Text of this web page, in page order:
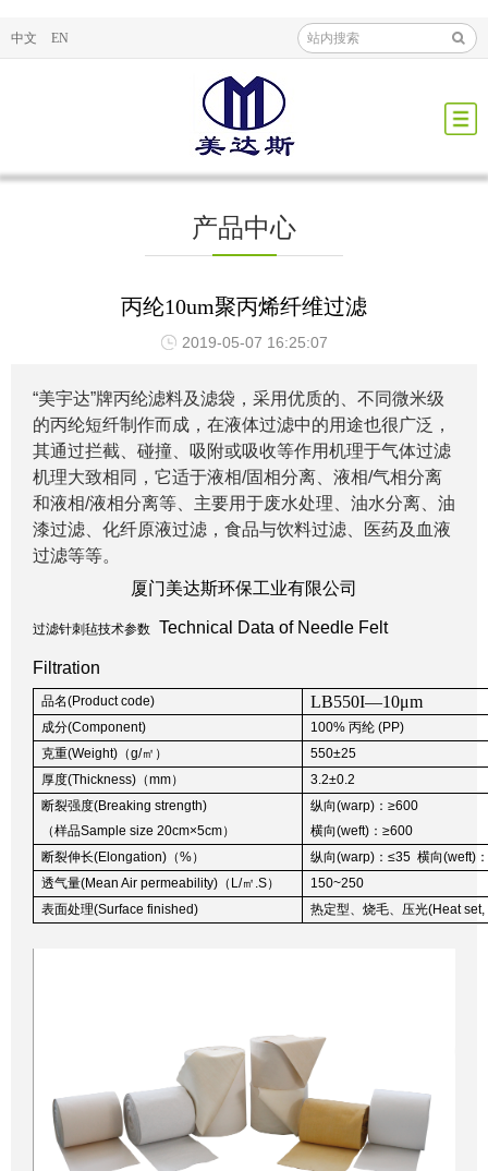
中文 EN
产品中心
丙纶10um聚丙烯纤维过滤
2019-05-07 16:25:07
“美宇达”牌丙纶滤料及滤袋，采用优质的、不同微米级
的丙纶短纤制作而成，在液体过滤中的用途也很广泛，
其通过拦截、碰撞、吸附或吸收等作用机理于气体过滤
机理大致相同，它适于液相/固相分离、液相/气相分离
和液相/液相分离等、主要用于废水处理、油水分离、油
漆过滤、化纤原液过滤，食品与饮料过滤、医药及血液
过滤等等。
厦门美达斯环保工业有限公司
过滤针刺毡技术参数 Technical Data of Needle Felt
Filtration
品名(Product code) LB550I—10μm
成分(Component)
100% 丙纶 (PP)
克重(Weight)（g/㎡）
550±25
厚度(Thickness)（mm）
3.2±0.2
断裂强度(Breaking strength)
（样品Sample size 20cm×5cm）
纵向(warp)：≥600
横向(weft)：≥600
断裂伸长(Elongation)（%）
纵向(warp)：≤35 横向(weft)
透气量(Mean Air permeability)（L/㎡.S）
150~250
表面处理(Surface finished)
热定型、烧毛、压光(Heat